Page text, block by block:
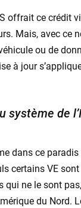
offrait ce crédit
Mais, avec ce
ou de
à jour
système de
dans ce
certains VE
qui ne le sont
du Nord.